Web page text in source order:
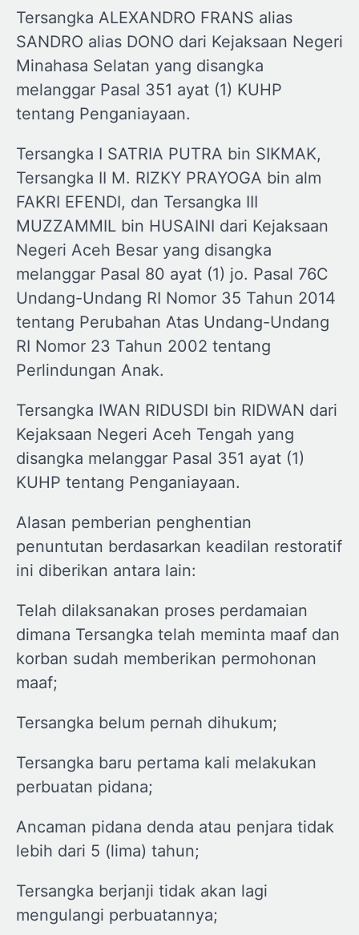
Tersangka ALEXANDRO FRANS alias
SANDRO alias DONO dari Kejaksaan Negeri
Minahasa Selatan yang disangka
melanggar Pasal 351 ayat (1) KUHP
tentang Penganiayaan.
Tersangka I SATRIA PUTRA bin SIKMAK,
Tersangka II M. RIZKY PRAYOGA bin alm
FAKRI EFENDI, dan Tersangka III
MUZZAMMIL bin HUSAINI dari Kejaksaan
Negeri Aceh Besar yang disangka
melanggar Pasal 80 ayat (1) jo. Pasal 76C
Undang-Undang RI Nomor 35 Tahun 2014
tentang Perubahan Atas Undang-Undang
RI Nomor 23 Tahun 2002 tentang
Perlindungan Anak.
Tersangka IWAN RIDUSDI bin RIDWAN dari
Kejaksaan Negeri Aceh Tengah yang
disangka melanggar Pasal 351 ayat (1)
KUHP tentang Penganiayaan.
Alasan pemberian penghentian
penuntutan berdasarkan keadilan restoratif
ini diberikan antara lain:
Telah dilaksanakan proses perdamaian
dimana Tersangka telah meminta maaf dan
korban sudah memberikan permohonan
maaf;
Tersangka belum pernah dihukum;
Tersangka baru pertama kali melakukan
perbuatan pidana;
Ancaman pidana denda atau penjara tidak
lebih dari 5 (lima) tahun;
Tersangka berjanji tidak akan lagi
mengulangi perbuatannya;